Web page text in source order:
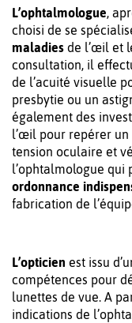
L’ophtalmologue,
choisi de se
maladies de l’œil et
consultation, il
de l’acuité visuelle
presbytie ou un
également des
l’œil pour repérer un
tension oculaire et
l’ophtalmologue qui
ordonnance
fabrication de
L’opticien est issu
compétences pour
lunettes de vue. A
indications de